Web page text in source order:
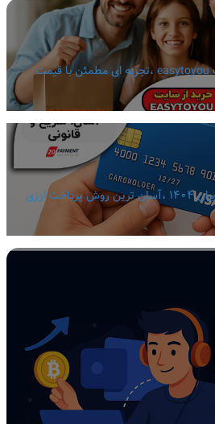
راهنمای جامع خرید از سایت easytoyou ،تجربه ای مطمئن با قیمت
راهنمای خرید ویزا کارت در ایران 1404 ،آسان ترین روش پرداخت ارزی